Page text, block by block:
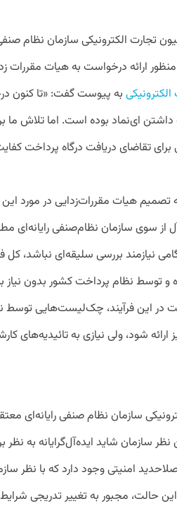
الکترونیکی سازمان نظام صنفی
ارائه درخواست به هیات مقررات
به پیوست گفت: «تا کنون
داشتن ای‌نماد بوده است. اما تلاش
تقاضای دریافت درگاه پرداخت
تصمیم هیات مقررات‌زدایی در
از سوی سازمان نظام‌صنفی
گامی نیازمند بررسی سلیقه‌ای نباشد،
نظام پرداخت کشور بدون نیاز
در این فرآیند، چک‌لیست‌هایی توسط
ارائه شود، ولی نیازی به تائیدیه‌های
سازمان نظام صنفی رایانه‌ای
سازمان شاید ایده‌آل‌گرایانه به نظر
امنیتی وجود دارد که با نظر
حالت، مجبور به تغییر تدریجی